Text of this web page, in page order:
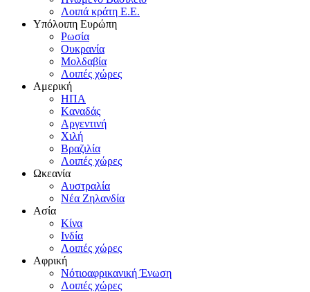
Λοιπά κράτη E.E.
Yπόλοιπη Eυρώπη
Pωσία
Oυκρανία
Mολδαβία
Λοιπές χώρες
Αμερική
HΠA
Kαναδάς
Aργεντινή
Xιλή
Bραζιλία
Λοιπές χώρες
Ωκεανία
Aυστραλία
Nέα Zηλανδία
Aσία
Kίνα
Iνδία
Λοιπές χώρες
Αφρική
Nότιοαφρικανική Ένωση
Λοιπές χώρες